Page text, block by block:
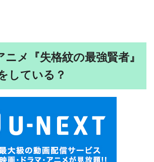
ニメ『失格紋の最強賢者』
している？